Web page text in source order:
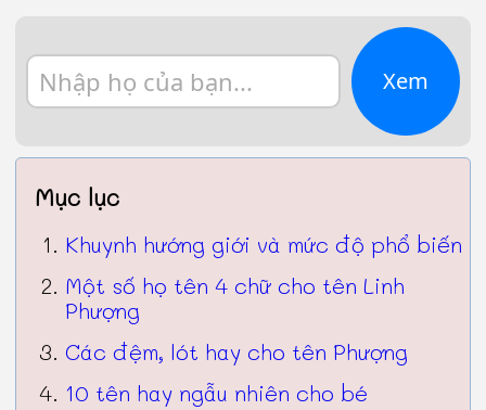
Xem
Mục lục
Khuynh hướng giới và mức độ phổ biến
Một số họ tên 4 chữ cho tên Linh
Phượng
Các đệm, lót hay cho tên Phượng
10 tên hay ngẫu nhiên cho bé